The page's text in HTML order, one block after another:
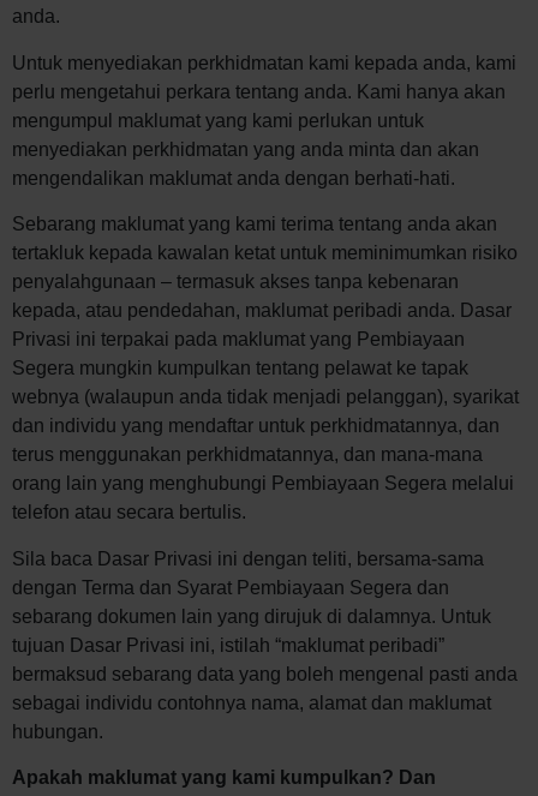
anda.
Untuk menyediakan perkhidmatan kami kepada anda, kami
perlu mengetahui perkara tentang anda. Kami hanya akan
mengumpul maklumat yang kami perlukan untuk
menyediakan perkhidmatan yang anda minta dan akan
mengendalikan maklumat anda dengan berhati-hati.
Sebarang maklumat yang kami terima tentang anda akan
tertakluk kepada kawalan ketat untuk meminimumkan risiko
penyalahgunaan – termasuk akses tanpa kebenaran
kepada, atau pendedahan, maklumat peribadi anda. Dasar
Privasi ini terpakai pada maklumat yang Pembiayaan
Segera mungkin kumpulkan tentang pelawat ke tapak
webnya (walaupun anda tidak menjadi pelanggan), syarikat
dan individu yang mendaftar untuk perkhidmatannya, dan
terus menggunakan perkhidmatannya, dan mana-mana
orang lain yang menghubungi Pembiayaan Segera melalui
telefon atau secara bertulis.
Sila baca Dasar Privasi ini dengan teliti, bersama-sama
dengan Terma dan Syarat Pembiayaan Segera dan
sebarang dokumen lain yang dirujuk di dalamnya. Untuk
tujuan Dasar Privasi ini, istilah “maklumat peribadi”
bermaksud sebarang data yang boleh mengenal pasti anda
sebagai individu contohnya nama, alamat dan maklumat
hubungan.
Apakah maklumat yang kami kumpulkan? Dan